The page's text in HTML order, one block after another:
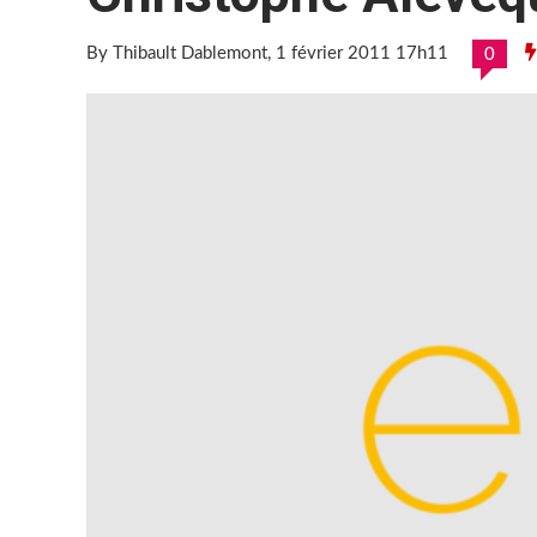
By Thibault Dablemont, 1 février 2011 17h11 0